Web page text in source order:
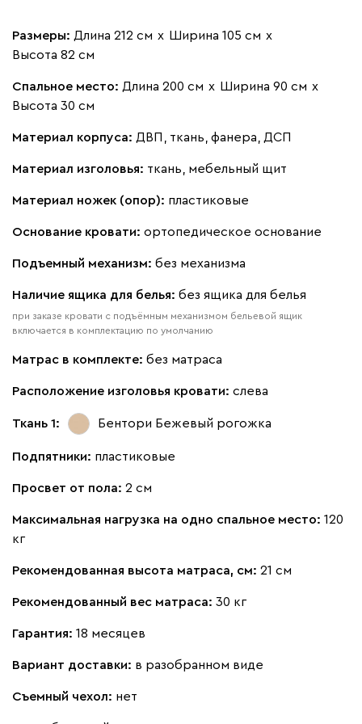
020 120 236 240
Вертикаль
Бежевый Изумруд Марсала Молочный
Вулли
Размеры: Длина 212 см х Ширина 105 см х
Высота 82 см
Спальное место: Длина 200 см х Ширина 90 см х
Высота 30 см
Материал корпуса: ДВП, ткань, фанера, ДСП
Материал изголовья: ткань, мебельный щит
Материал ножек (опор): пластиковые
Основание кровати: ортопедическое основание
Подъемный механизм: без механизма
Наличие ящика для белья: без ящика для белья
при заказе кровати с подъёмным механизмом бельевой ящик
включается в комплектацию по умолчанию
Матрас в комплекте: без матраса
Расположение изголовья кровати: слева
Ткань 1: Бентори Бежевый рогожка
Подпятники: пластиковые
Просвет от пола: 2 см
Максимальная нагрузка на одно спальное место: 120
кг
Рекомендованная высота матраса, см: 21 см
Рекомендованный вес матраса: 30 кг
Гарантия: 18 месяцев
Вариант доставки: в разобранном виде
Съемный чехол: нет